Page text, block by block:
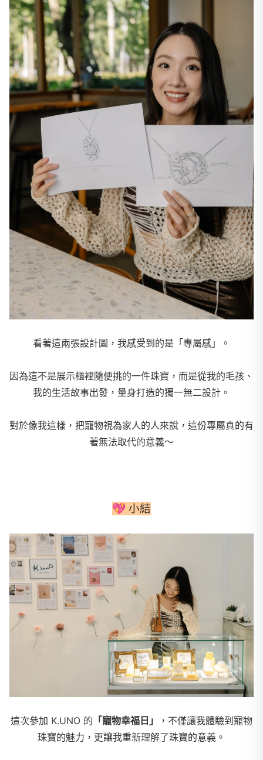
看著這兩張設計圖，我感受到的是「專屬感」。
因為這不是展示櫃裡隨便挑的一件珠寶， 而是從我的毛孩、
我的生活故事出發，量身打造的獨一無二設計。
對於像我這樣，把寵物視為家人的人來說，這份專屬真的有
著無法取代的意義～
💖 小結
這次參加 K.UNO 的 「寵物幸福日」 ， 不僅讓我體驗到寵物
珠寶的魅力，更讓我重新理解了珠寶的意義。